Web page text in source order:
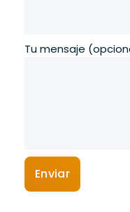
Tu mensaje